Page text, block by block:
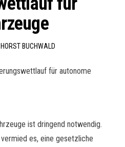
HORST BUCHWALD
für autonome
ist dringend notwendig.
es, eine gesetzliche